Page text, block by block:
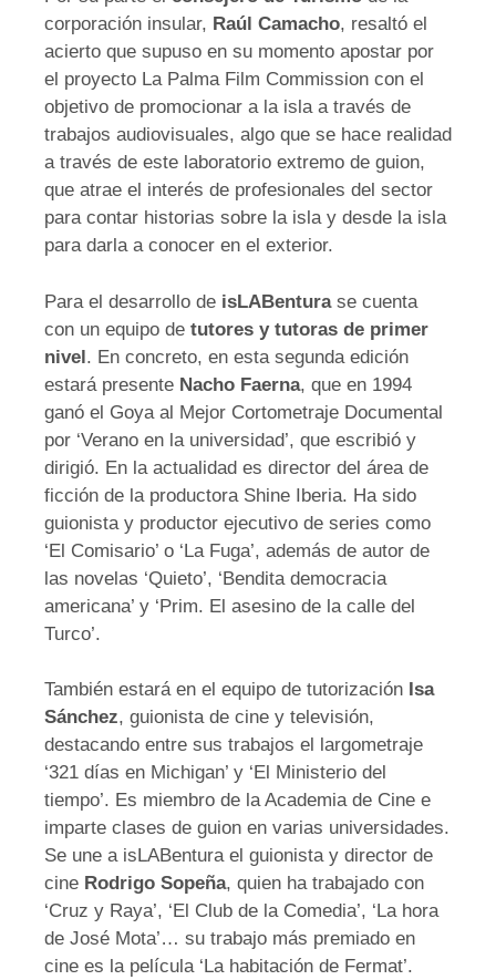
corporación insular, Raúl Camacho, resaltó el
acierto que supuso en su momento apostar por
el proyecto La Palma Film Commission con el
objetivo de promocionar a la isla a través de
trabajos audiovisuales, algo que se hace realidad
a través de este laboratorio extremo de guion,
que atrae el interés de profesionales del sector
para contar historias sobre la isla y desde la isla
para darla a conocer en el exterior.
Para el desarrollo de isLABenturase cuenta
con un equipo de tutores y tutoras de primer
nivel. En concreto, en esta segunda edición
estará presente Nacho Faerna, que en 1994
ganó el Goya al Mejor Cortometraje Documental
por ‘Verano en la universidad’, que escribió y
dirigió. En la actualidad es director del área de
ficción de la productora Shine Iberia. Ha sido
guionista y productor ejecutivo de series como
‘El Comisario’ o ‘La Fuga’, además de autor de
las novelas ‘Quieto’, ‘Bendita democracia
americana’ y ‘Prim. El asesino de la calle del
Turco’.
También estará en el equipo de tutorización Isa
Sánchez, guionista de cine y televisión,
destacando entre sus trabajos el largometraje
‘321 días en Michigan’ y ‘El Ministerio del
tiempo’. Es miembro de la Academia de Cine e
imparte clases de guion en varias universidades.
Se une a isLABentura el guionista y director de
cine Rodrigo Sopeña, quien ha trabajado con
‘Cruz y Raya’, ‘El Club de la Comedia’, ‘La hora
de José Mota’… su trabajo más premiado en
cine es la película ‘La habitación de Fermat’.